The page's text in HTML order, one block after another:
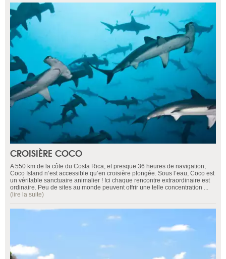
CROISIÈRE COCO
A 550 km de la côte du Costa Rica, et presque 36 heures de navigation,
Coco Island n’est accessible qu’en croisière plongée. Sous l’eau, Coco est
un véritable sanctuaire animalier ! Ici chaque rencontre extraordinaire est
ordinaire. Peu de sites au monde peuvent offrir une telle concentration ...
(lire la suite)